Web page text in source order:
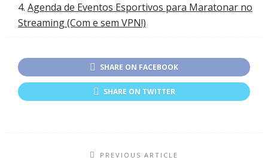
Agenda de Eventos Esportivos para Maratonar no
Streaming (Com e sem VPN!)
SHARE ON FACEBOOK
SHARE ON TWITTER
PREVIOUS ARTICLE